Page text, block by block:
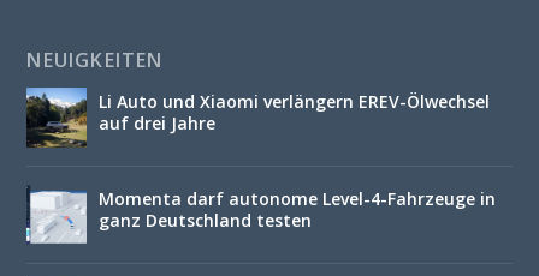
NEUIGKEITEN
Li Auto und Xiaomi verlängern EREV-Ölwechsel
auf drei Jahre
Momenta darf autonome Level-4-Fahrzeuge in
ganz Deutschland testen